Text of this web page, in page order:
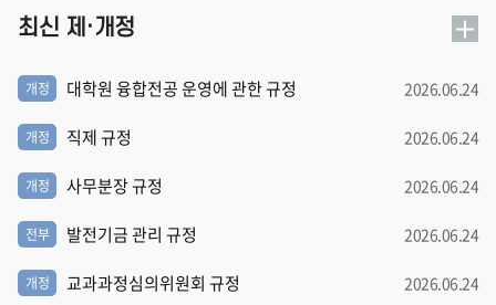
최신 제·개정
개정 대학원 융합전공 운영에 관한 규정 2026.06.24
개정 직제 규정 2026.06.24
개정 사무분장 규정 2026.06.24
전부 발전기금 관리 규정 2026.06.24
개정 교과과정심의위원회 규정 2026.06.24